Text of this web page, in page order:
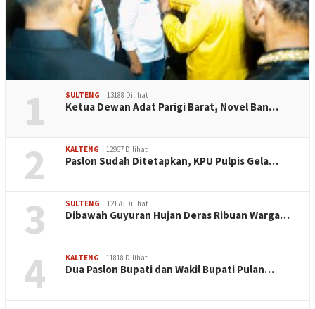
1 SULTENG 13188 Dilihat
Ketua Dewan Adat Parigi Barat, Novel Ban…
2 KALTENG 12967 Dilihat
Paslon Sudah Ditetapkan, KPU Pulpis Gela…
3 SULTENG 12176 Dilihat
Dibawah Guyuran Hujan Deras Ribuan Warga…
4 KALTENG 11818 Dilihat
Dua Paslon Bupati dan Wakil Bupati Pulan…